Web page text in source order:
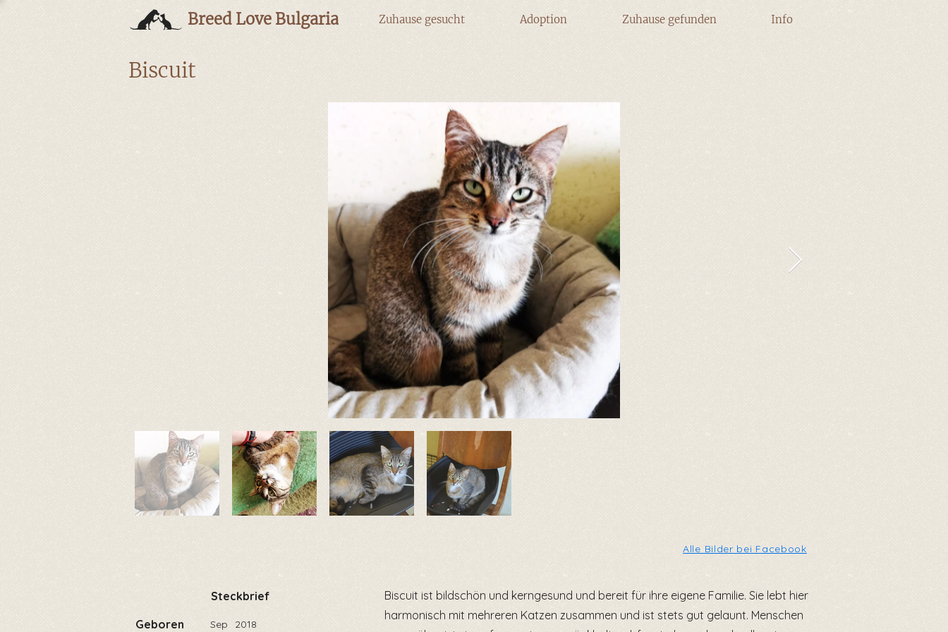
Breed Love Bulgaria Zuhause gesucht Adoption Zuhause gefunden Info
Biscuit
Alle Bilder bei Facebook
Steckbrief
Sep 2018
Geboren
Biscuit ist bildschön und kerngesund und bereit für ihre eigene Familie. Sie lebt hier
harmonisch mit mehreren Katzen zusammen und ist stets gut gelaunt. Menschen